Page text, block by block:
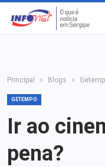
Principal Blogs
GETEMPO
Ir ao
pena?